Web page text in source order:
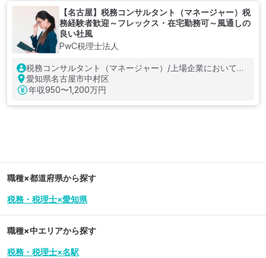
【名古屋】税務コンサルタント（マネージャー）税
務経験者歓迎～フレックス・在宅勤務可～風通しの
良い社風
PwC税理士法人
税務コンサルタント（マネージャー）/上場企業において税
務のご経験が15年～20年以上ある方（業界問わず）
愛知県名古屋市中村区
年収950〜1,200万円
職種×都道府県から探す
税務・税理士×愛知県
職種×中エリアから探す
税務・税理士×名駅